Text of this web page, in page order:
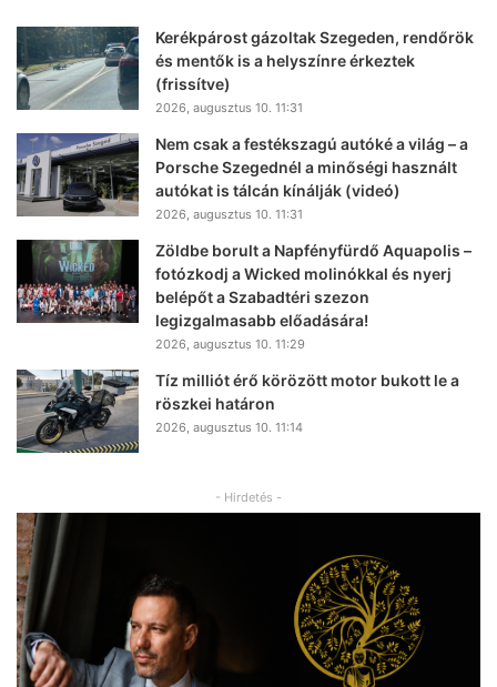
Kerékpárost gázoltak Szegeden, rendőrök
és mentők is a helyszínre érkeztek
(frissítve)
2026, augusztus 10. 11:31
Nem csak a festékszagú autóké a világ – a
Porsche Szegednél a minőségi használt
autókat is tálcán kínálják (videó)
2026, augusztus 10. 11:31
Zöldbe borult a Napfényfürdő Aquapolis –
fotózkodj a Wicked molinókkal és nyerj
belépőt a Szabadtéri szezon
legizgalmasabb előadására!
2026, augusztus 10. 11:29
Tíz milliót érő körözött motor bukott le a
röszkei határon
2026, augusztus 10. 11:14
- Hirdetés -